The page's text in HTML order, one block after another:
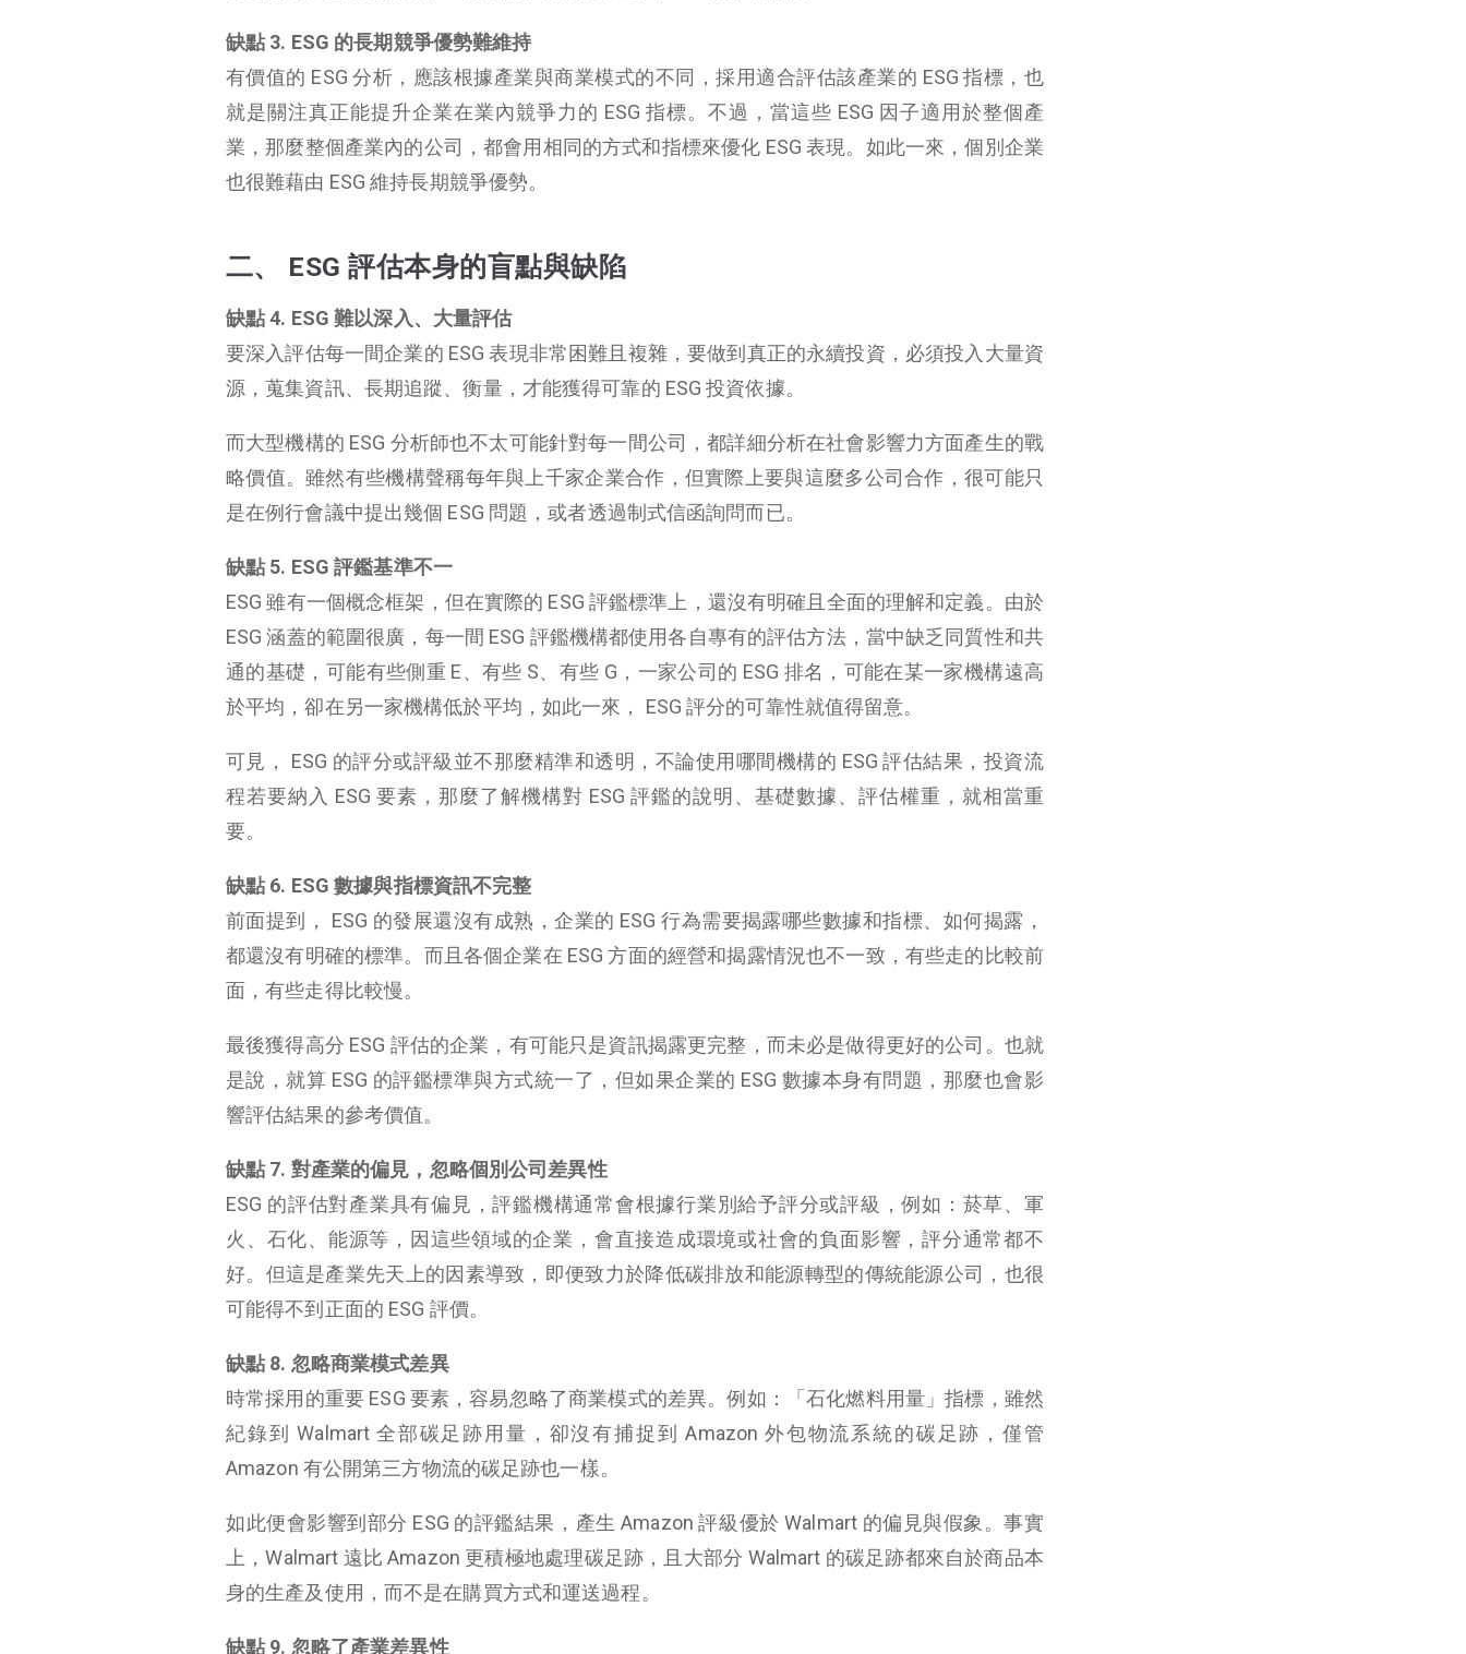
缺點 3. ESG 的長期競爭優勢難維持
有價值的 ESG 分析，應該根據產業與商業模式的不同，採用適合評估該產業的 ESG 指標，也
就是關注真正能提升企業在業內競爭力的 ESG 指標。不過，當這些 ESG 因子適用於整個產
業，那麼整個產業內的公司，都會用相同的方式和指標來優化 ESG 表現。如此一來，個別企業
也很難藉由 ESG 維持長期競爭優勢。
二、 ESG 評估本身的盲點與缺陷
缺點 4. ESG 難以深入、大量評估
要深入評估每一間企業的 ESG 表現非常困難且複雜，要做到真正的永續投資，必須投入大量資
源，蒐集資訊、長期追蹤、衡量，才能獲得可靠的 ESG 投資依據。
而大型機構的 ESG 分析師也不太可能針對每一間公司，都詳細分析在社會影響力方面產生的戰
略價值。雖然有些機構聲稱每年與上千家企業合作，但實際上要與這麼多公司合作，很可能只
是在例行會議中提出幾個 ESG 問題，或者透過制式信函詢問而已。
缺點 5. ESG 評鑑基準不一
ESG 雖有一個概念框架，但在實際的 ESG 評鑑標準上，還沒有明確且全面的理解和定義。由於
ESG 涵蓋的範圍很廣，每一間 ESG 評鑑機構都使用各自專有的評估方法，當中缺乏同質性和共
通的基礎，可能有些側重 E、有些 S、有些 G，一家公司的 ESG 排名，可能在某一家機構遠高
於平均，卻在另一家機構低於平均，如此一來， ESG 評分的可靠性就值得留意。
可見， ESG 的評分或評級並不那麼精準和透明，不論使用哪間機構的 ESG 評估結果，投資流
程若要納入 ESG 要素，那麼了解機構對 ESG 評鑑的說明、基礎數據、評估權重，就相當重
要。
缺點 6. ESG 數據與指標資訊不完整
前面提到， ESG 的發展還沒有成熟，企業的 ESG 行為需要揭露哪些數據和指標、如何揭露，
都還沒有明確的標準。而且各個企業在 ESG 方面的經營和揭露情況也不一致，有些走的比較前
面，有些走得比較慢。
最後獲得高分 ESG 評估的企業，有可能只是資訊揭露更完整，而未必是做得更好的公司。也就
是說，就算 ESG 的評鑑標準與方式統一了，但如果企業的 ESG 數據本身有問題，那麼也會影
響評估結果的參考價值。
缺點 7. 對產業的偏見，忽略個別公司差異性
ESG 的評估對產業具有偏見，評鑑機構通常會根據行業別給予評分或評級，例如：菸草、軍
火、石化、能源等，因這些領域的企業，會直接造成環境或社會的負面影響，評分通常都不
好。但這是產業先天上的因素導致，即便致力於降低碳排放和能源轉型的傳統能源公司，也很
可能得不到正面的 ESG 評價。
缺點 8. 忽略商業模式差異
時常採用的重要 ESG 要素，容易忽略了商業模式的差異。例如：「石化燃料用量」指標，雖然
紀錄到 Walmart 全部碳足跡用量，卻沒有捕捉到 Amazon 外包物流系統的碳足跡，僅管
Amazon 有公開第三方物流的碳足跡也一樣。
如此便會影響到部分 ESG 的評鑑結果，產生 Amazon 評級優於 Walmart 的偏見與假象。事實
上，Walmart 遠比 Amazon 更積極地處理碳足跡，且大部分 Walmart 的碳足跡都來自於商品本
身的生產及使用，而不是在購買方式和運送過程。
缺點 9. 忽略了產業差異性